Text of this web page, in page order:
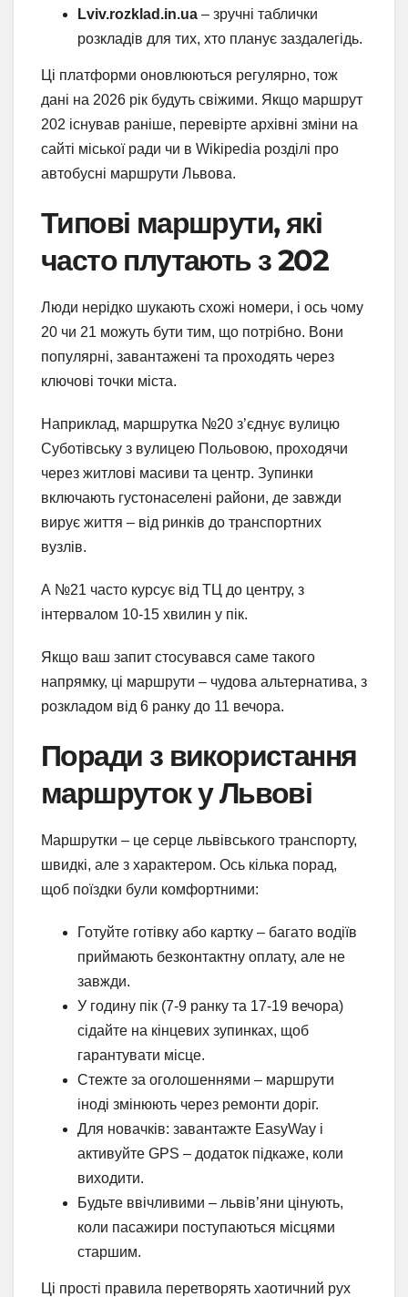
Lviv.rozklad.in.ua – зручні таблички
розкладів для тих, хто планує заздалегідь.
Ці платформи оновлюються регулярно, тож
дані на 2026 рік будуть свіжими. Якщо маршрут
202 існував раніше, перевірте архівні зміни на
сайті міської ради чи в Wikipedia розділі про
автобусні маршрути Львова.
Типові маршрути, які
часто плутають з 202
Люди нерідко шукають схожі номери, і ось чому
20 чи 21 можуть бути тим, що потрібно. Вони
популярні, завантажені та проходять через
ключові точки міста.
Наприклад, маршрутка №20 з’єднує вулицю
Суботівську з вулицею Польовою, проходячи
через житлові масиви та центр. Зупинки
включають густонаселені райони, де завжди
вирує життя – від ринків до транспортних
вузлів.
А №21 часто курсує від ТЦ до центру, з
інтервалом 10-15 хвилин у пік.
Якщо ваш запит стосувався саме такого
напрямку, ці маршрути – чудова альтернатива, з
розкладом від 6 ранку до 11 вечора.
Поради з використання
маршруток у Львові
Маршрутки – це серце львівського транспорту,
швидкі, але з характером. Ось кілька порад,
щоб поїздки були комфортними:
Готуйте готівку або картку – багато водіїв
приймають безконтактну оплату, але не
завжди.
У годину пік (7-9 ранку та 17-19 вечора)
сідайте на кінцевих зупинках, щоб
гарантувати місце.
Стежте за оголошеннями – маршрути
іноді змінюють через ремонти доріг.
Для новачків: завантажте EasyWay і
активуйте GPS – додаток підкаже, коли
виходити.
Будьте ввічливими – львів’яни цінують,
коли пасажири поступаються місцями
старшим.
Ці прості правила перетворять хаотичний рух